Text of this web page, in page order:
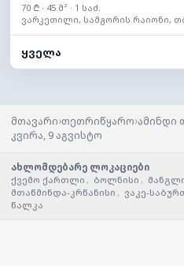
70 ₾ · 45 მ² · 1 საძ.
ვარკეთილი, სამგორის რაიონი,
ყველა
მთავარი›თეთრიწყარო›ამინდი
კვირა, 9 აგვისტო
ახლომდებარე ლოკაციები
ქვემო ქართლი , ბოლნისი ,
მთაწმინდა-კრწანისი , ვაკე-
წალკა